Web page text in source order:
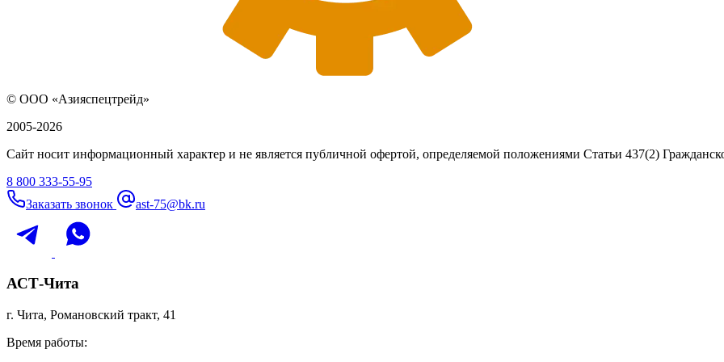
© ООО «Азияспецтрейд»
2005-2026
Сайт носит информационный характер и не является публичной офертой, определяемой положениями Статьи 437(2)
8 800 333-55-95
Заказать звонок
ast-75@bk.ru
АСТ-Чита
г. Чита, Романовский тракт, 41
Время работы: